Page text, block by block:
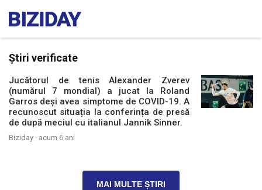
Știri verificate
Jucătorul de tenis Alexander Zverev
(numărul 7 mondial) a jucat la Roland
Garros deși avea simptome de COVID-19. A
recunoscut situația la conferința de presă
de după meciul cu italianul Jannik Sinner.
Biziday · acum 6 ani
MAI MULTE ȘTIRI